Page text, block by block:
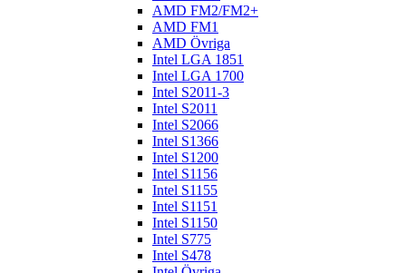
AMD FM2/FM2+
AMD FM1
AMD Övriga
Intel LGA 1851
Intel LGA 1700
Intel S2011-3
Intel S2011
Intel S2066
Intel S1366
Intel S1200
Intel S1156
Intel S1155
Intel S1151
Intel S1150
Intel S775
Intel S478